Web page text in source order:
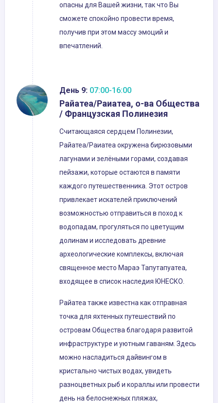
опасны для Вашей жизни, так что Вы
сможете спокойно провести время,
получив при этом массу эмоций и
впечатлений.
День 9: 07:00-16:00
Райатеа/Раиатеа, о-ва Общества
/ Французская Полинезия
Считающаяся сердцем Полинезии,
Райатеа/Раиатеа окружена бирюзовыми
лагунами и зелёными горами, создавая
пейзажи, которые остаются в памяти
каждого путешественника. Этот остров
привлекает искателей приключений
возможностью отправиться в поход к
водопадам, прогуляться по цветущим
долинам и исследовать древние
археологические комплексы, включая
священное место Мараэ Тапутапуатеа,
входящее в список наследия ЮНЕСКО.
Райатеа также известна как отправная
точка для яхтенных путешествий по
островам Общества благодаря развитой
инфраструктуре и уютным гаваням. Здесь
можно насладиться дайвингом в
кристально чистых водах, увидеть
разноцветных рыб и кораллы или провести
день на белоснежных пляжах,